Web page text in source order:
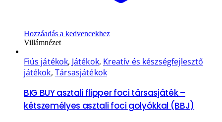
Hozzáadás a kedvencekhez
Villámnézet
Fiús játékok, Játékok, Kreatív és készségfejlesztő
játékok, Társasjátékok
BIG BUY asztali flipper foci társasjáték –
kétszemélyes asztali foci golyókkal (BBJ)